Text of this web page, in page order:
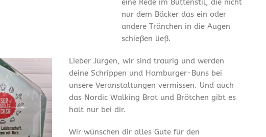
eine Rede im Büttenstil, die nicht
nur dem Bäcker das ein oder
andere Tränchen in die Augen
schießen ließ.
Lieber Jürgen, wir sind traurig und werden
deine Schrippen und Hamburger-Buns bei
unsere Veranstaltungen vermissen. Und auch
das Nordic Walking Brot und Brötchen gibt es
halt nur bei dir.
Wir wünschen dir alles Gute für den